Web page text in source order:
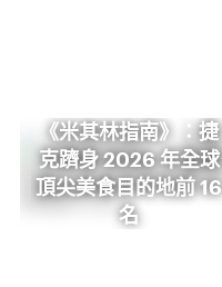
《米其林指南》：捷
克躋身 2026 年全球
頂尖美食目的地前 16
名